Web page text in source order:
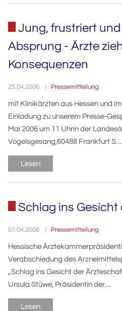
Jung, frustriert
Absprung - Ärzte
Konsequenzen
25.04.2006 Pressemitteilung
mit Klinikärzten aus Hessen und
Einladung zu unserem Presse-
Mai 2006 um 11 Uhrin der
Vogelsgesang,60488 Frankfurt S…
Lesen
Schlag ins
07.04.2006 Pressemitteilung
Hessische
Verabschiedung des
„Schlag ins Gesicht der
Ursula Stüwe, Präsidentin der…
Lesen